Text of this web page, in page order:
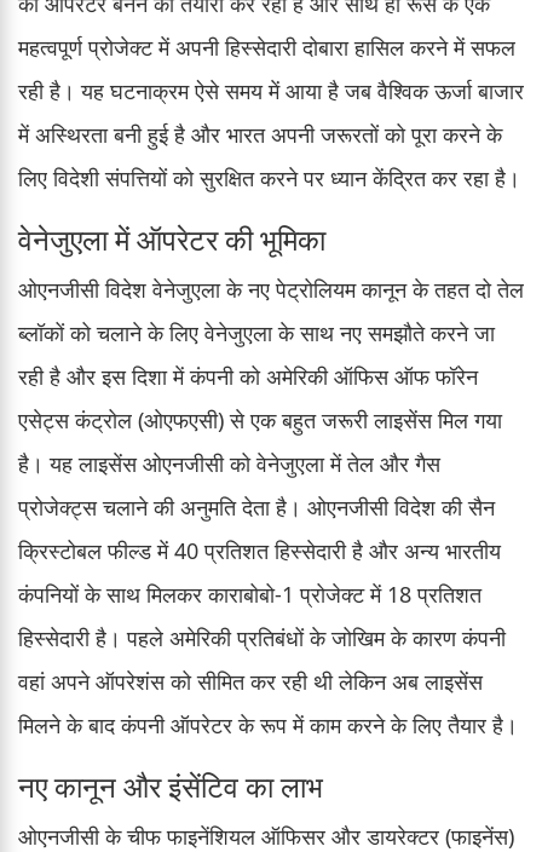
महत्वपूर्ण प्रोजेक्ट में अपनी हिस्सेदारी दोबारा हासिल करने में सफल
रही है। यह घटनाक्रम ऐसे समय में आया है जब वैश्विक ऊर्जा बाजार
में अस्थिरता बनी हुई है और भारत अपनी जरूरतों को पूरा करने के
लिए विदेशी संपत्तियों को सुरक्षित करने पर ध्यान केंद्रित कर रहा है।
वेनेजुएला में ऑपरेटर की भूमिका
ओएनजीसी विदेश वेनेजुएला के नए पेट्रोलियम कानून के तहत दो तेल
ब्लॉकों को चलाने के लिए वेनेजुएला के साथ नए समझौते करने जा
रही है और इस दिशा में कंपनी को अमेरिकी ऑफिस ऑफ फॉरेन
एसेट्स कंट्रोल (ओएफएसी) से एक बहुत जरूरी लाइसेंस मिल गया
है। यह लाइसेंस ओएनजीसी को वेनेजुएला में तेल और गैस
प्रोजेक्ट्स चलाने की अनुमति देता है। ओएनजीसी विदेश की सैन
क्रिस्टोबल फील्ड में 40 प्रतिशत हिस्सेदारी है और अन्य भारतीय
कंपनियों के साथ मिलकर काराबोबो-1 प्रोजेक्ट में 18 प्रतिशत
हिस्सेदारी है। पहले अमेरिकी प्रतिबंधों के जोखिम के कारण कंपनी
वहां अपने ऑपरेशंस को सीमित कर रही थी लेकिन अब लाइसेंस
मिलने के बाद कंपनी ऑपरेटर के रूप में काम करने के लिए तैयार है।
नए कानून और इंसेंटिव का लाभ
ओएनजीसी के चीफ फाइनेंशियल ऑफिसर और डायरेक्टर (फाइनेंस)